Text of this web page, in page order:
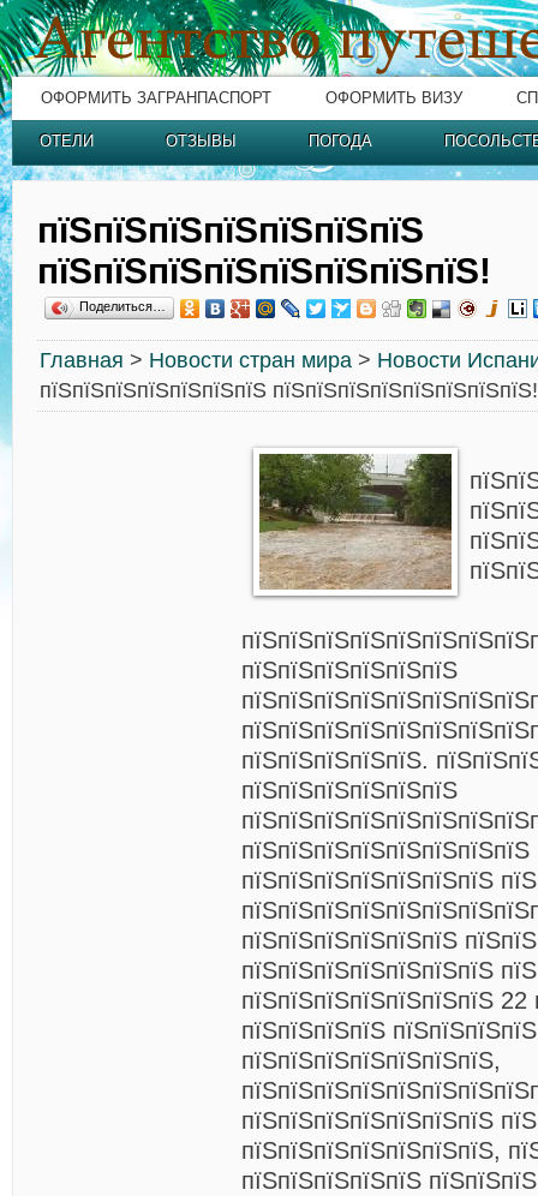
ОФОРМИТЬ ЗАГРАНПАСПОРТ ОФОРМИТЬ ВИЗУ
ОТЕЛИ ОТЗЫВЫ ПОГОДА
пїЅпїЅпїЅпїЅпїЅпїЅпїЅ
пїЅпїЅпїЅпїЅпїЅпїЅпїЅпїЅ!
Поделиться…
Главная > Новости стран мира > Новости
пїЅпїЅпїЅпїЅпїЅпїЅпїЅ пїЅпїЅпїЅпїЅпїЅпїЅпїЅпїЅ!
пїЅпїЅпїЅпїЅпїЅпїЅ
пїЅпїЅпїЅпїЅпїЅ.
пїЅпїЅпїЅпїЅпїЅпїЅ
пїЅпїЅпїЅпїЅпїЅпїЅпїЅпїЅ
пїЅпїЅпїЅпїЅпїЅпїЅпїЅ
пїЅпїЅпїЅпїЅпїЅпїЅ
пїЅпїЅпїЅпїЅпїЅпїЅпїЅ
пїЅпїЅпїЅпїЅпїЅпїЅпїЅ 22
пїЅпїЅпїЅпїЅ
пїЅпїЅпїЅпїЅпїЅпїЅпїЅ,
пїЅпїЅпїЅпїЅпїЅпїЅпїЅ пїЅ
пїЅпїЅпїЅпїЅпїЅпїЅпїЅ,
пїЅпїЅпїЅпїЅпїЅ